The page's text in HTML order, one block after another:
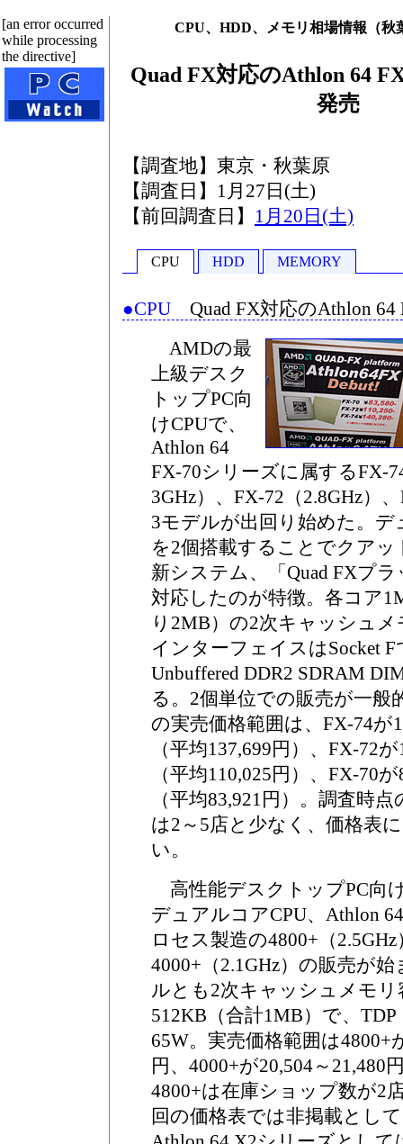
[an error occurred
while processing
the directive]
CPU、HDD、メモリ相場情報（秋
Quad FX対応のAthlon 64
発売
【調査地】東京・秋葉原
【調査日】1月27日(土)
【前回調査日】 1月20日(土)
CPU HDD MEMORY
●CPU Quad FX対応のAthlon
AMDの最
上級デスク
トップPC向
けCPUで、
Athlon 64
FX-70シリーズに属するFX-
3GHz）、FX-72（2.8GHz）
3モデルが出回り始めた。デ
を2個搭載することでクア
新システム、「Quad FXプ
対応したのが特徴。各コア
り2MB）の2次キャッシュメ
インターフェイスはSocket
Unbuffered DDR2 SDRAM
る。2個単位での販売が一般
の実売価格範囲は、FX-74が
（平均137,699円）、FX-72
（平均110,025円）、FX-70
（平均83,921円）。調査時
は2～5店と少なく、価格表
い。
高性能デスクトップPC向
デュアルコアCPU、Athlon
ロセス製造の4800+（
4000+（2.1GHz）の販売が
ルとも2次キャッシュメモ
512KB（合計1MB）で、
65W。実売価格範囲は4800+
円、4000+が20,504～21,480
4800+は在庫ショップ数が2
回の価格表では非掲載とし